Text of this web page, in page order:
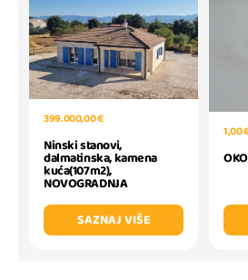
399.000,00 €
Ninski stanovi,
dalmatinska, kamena
kuća(107m2),
NOVOGRADNJA
SAZNAJ VIŠE
1,00